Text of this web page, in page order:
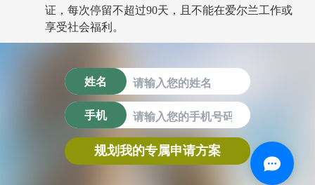
证，每次停留不超过90天，且不能在爱尔兰工作或
享受社会福利。
姓名
手机
规划我的专属申请方案